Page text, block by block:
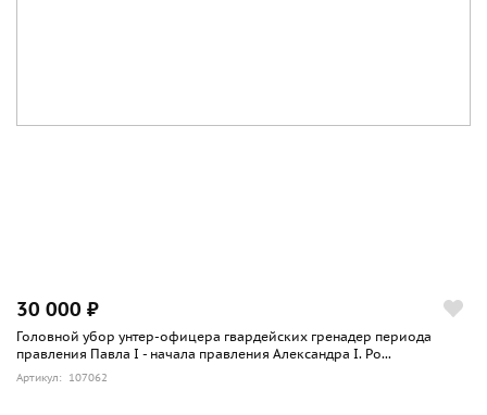
30 000 ₽
Головной убор унтер-офицера гвардейских гренадер периода
правления Павла I - начала правления Александра I. Ро...
Артикул: 107062